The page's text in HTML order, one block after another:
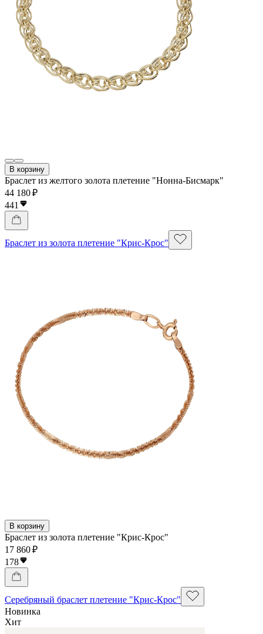
В корзину
Браслет из желтого золота плетение "Нонна-Бисмарк"
44 180 ₽
441
Браслет из золота плетение "Крис-Крос"
В корзину
Браслет из золота плетение "Крис-Крос"
17 860 ₽
178
Серебряный браслет плетение "Крис-Крос"
Новинка
Хит